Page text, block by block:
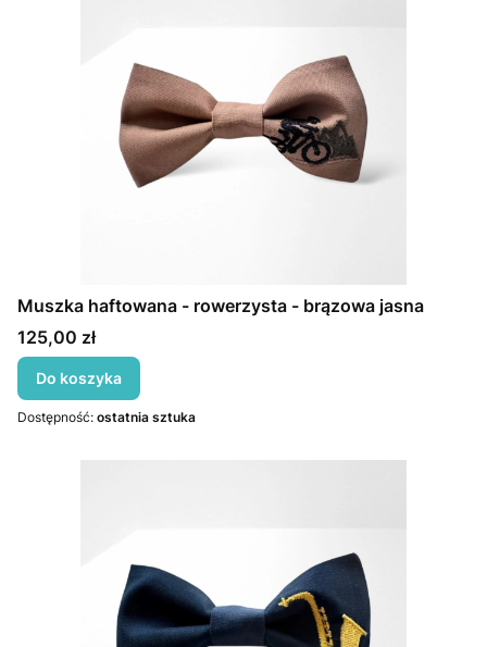
Muszka haftowana - rowerzysta - brązowa jasna
Cena
125,00 zł
Do koszyka
Dostępność: ostatnia sztuka